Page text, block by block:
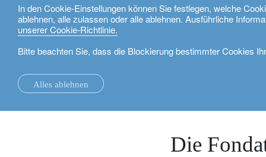
In den Cookie-Einstellungen können Sie festlegen, welche
ablehnen, alle zulassen oder alle ablehnen. Ausführliche
unserer Cookie-Richtlinie.
Bitte beachten Sie, dass die Blockierung bestimmter Cookies
Alles ablehnen
la Maison.
unsere Finanzberichte.
Systemveränderungen.
die Universität Oxford.
Alle.
Investment Insights.
Lokale Expertise.
Grossbritannien.
Investment Solutions.
rethink investments.
Investmentfonds.
Unsere Bankplattformen
Deutsch
Die Fondation Lombard
Die